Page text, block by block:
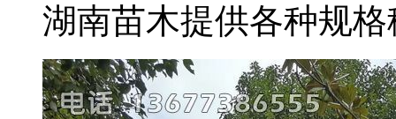
湖南苗木提供各种规